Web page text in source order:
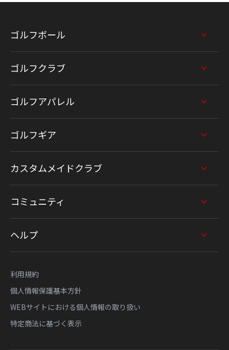
ゴルフボール
ゴルフクラブ
ゴルフアパレル
ゴルフギア
カスタムメイドクラブ
コミュニティ
ヘルプ
利用規約
個人情報保護基本方針
WEBサイトにおける個人情報の取り扱い
特定商法に基づく表示